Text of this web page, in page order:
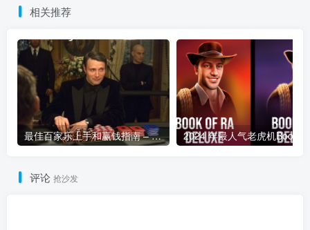
相关推荐
最佳百家乐上手和赢钱指南 – 终极版
评论 抢沙发